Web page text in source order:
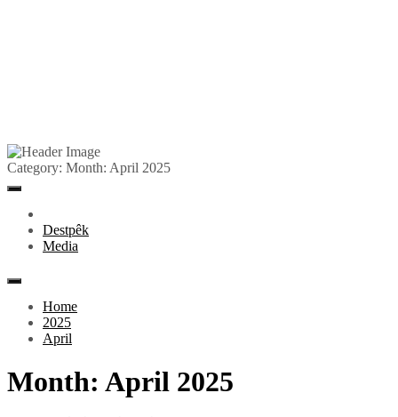
Skip
to
content
Pêlkurd
Category: Month: April 2025
Primary
Destpêk
Media
Home
2025
April
Month: April 2025